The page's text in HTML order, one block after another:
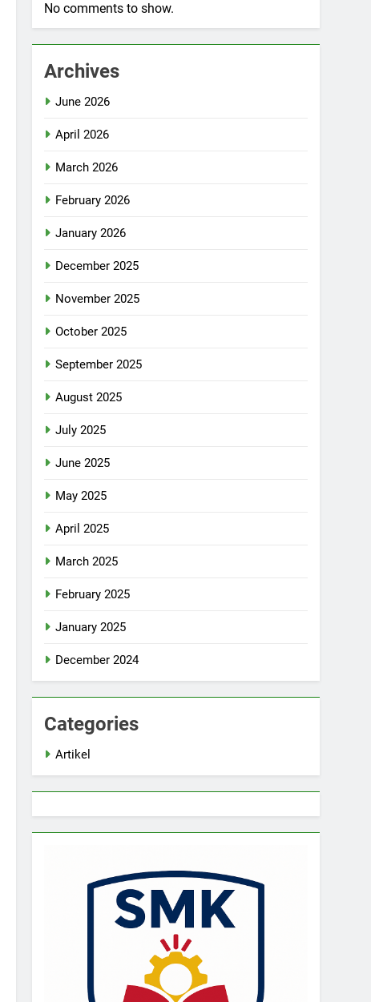
No comments to show.
Archives
June 2026
April 2026
March 2026
February 2026
January 2026
December 2025
November 2025
October 2025
September 2025
August 2025
July 2025
June 2025
May 2025
April 2025
March 2025
February 2025
January 2025
December 2024
Categories
Artikel